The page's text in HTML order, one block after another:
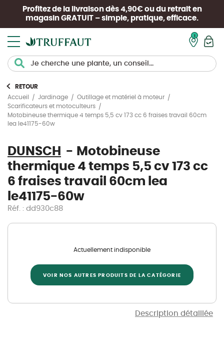
Profitez de la livraison dès 4,90€ ou du retrait en
magasin GRATUIT – simple, pratique, efficace.
RETOUR
Accueil
Jardinage
Outillage et matériel à moteur
Scarificateurs et motoculteurs
Motobineuse thermique 4 temps 5,5 cv 173 cc 6 fraises travail 60cm
lea le41175-60w
DUNSCH
Motobineuse
thermique 4 temps 5,5 cv 173 cc
6 fraises travail 60cm lea
le41175-60w
Réf. : dd930c88
Description détaillée
Actuellement indisponible
VOIR NOS AUTRES PRODUITS DE LA CATÉGORIE